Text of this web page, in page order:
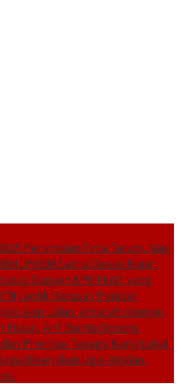
Perumdam Tirta Tarum, Naik
LPKSM Satria Desak Kejari
Dugaan KPR Fiktif yang
Lantik Ratusan Pejabat
Aep Jalani Amanah dengan
Fiskal, Arif Dianto Dorong
Prioritas Tenaga Kerja Lokal
Dikerjakan Ugal-Ugalan,